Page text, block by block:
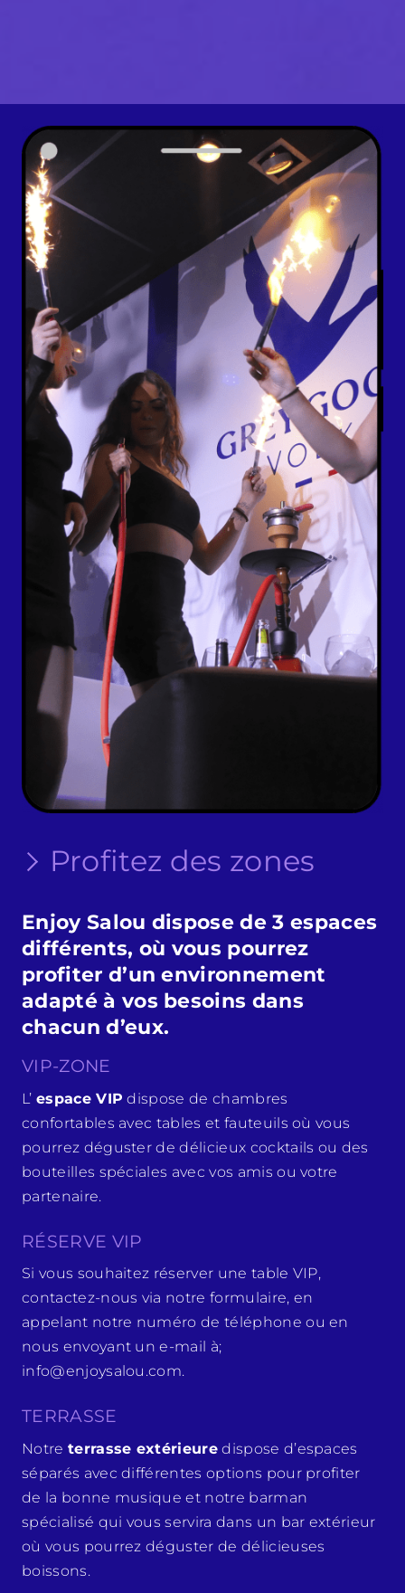
Profitez des zones
Enjoy Salou dispose de 3 espaces
différents, où vous pourrez
profiter d’un environnement
adapté à vos besoins dans
chacun d’eux.
VIP-ZONE
L’ espace VIP dispose de chambres
confortables avec tables et fauteuils où vous
pourrez déguster de délicieux cocktails ou des
bouteilles spéciales avec vos amis ou votre
partenaire.
RÉSERVE VIP
Si vous souhaitez réserver une table VIP,
contactez-nous via notre formulaire, en
appelant notre numéro de téléphone ou en
nous envoyant un e-mail à;
info@enjoysalou.com.
TERRASSE
Notre terrasse extérieure dispose d’espaces
séparés avec différentes options pour profiter
de la bonne musique et notre barman
spécialisé qui vous servira dans un bar extérieur
où vous pourrez déguster de délicieuses
boissons.